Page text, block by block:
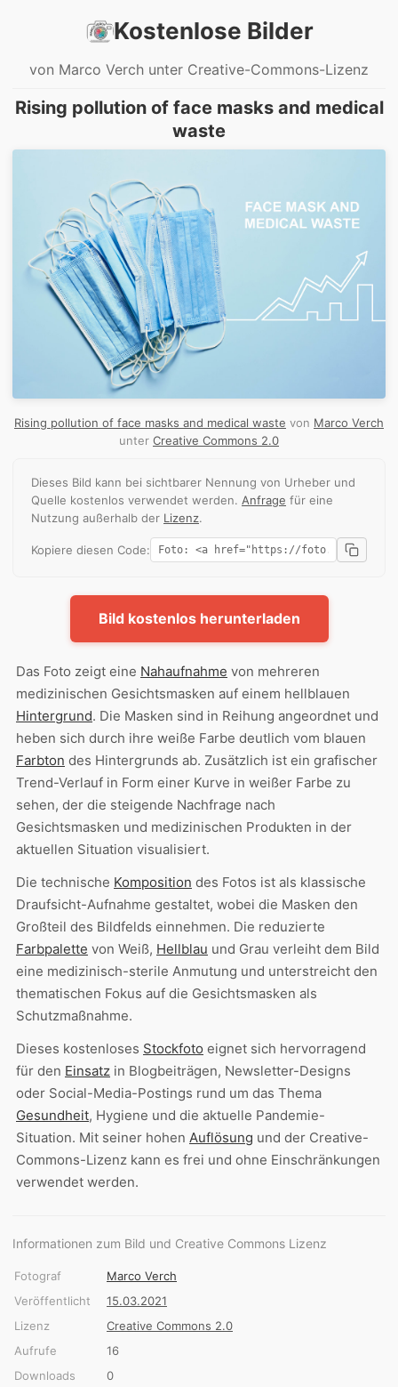
Kostenlose Bilder
von Marco Verch unter Creative-Commons-Lizenz
Rising pollution of face masks and medical
waste
Rising pollution of face masks and medical waste von Marco Verch
unter Creative Commons 2.0
Dieses Bild kann bei sichtbarer Nennung von Urheber und
Quelle kostenlos verwendet werden. Anfrage für eine
Nutzung außerhalb der Lizenz.
Kopiere diesen Code:
Bild kostenlos herunterladen
Das Foto zeigt eine Nahaufnahme von mehreren
medizinischen Gesichtsmasken auf einem hellblauen
Hintergrund. Die Masken sind in Reihung angeordnet und
heben sich durch ihre weiße Farbe deutlich vom blauen
Farbton des Hintergrunds ab. Zusätzlich ist ein grafischer
Trend-Verlauf in Form einer Kurve in weißer Farbe zu
sehen, der die steigende Nachfrage nach
Gesichtsmasken und medizinischen Produkten in der
aktuellen Situation visualisiert.
Die technische Komposition des Fotos ist als klassische
Draufsicht-Aufnahme gestaltet, wobei die Masken den
Großteil des Bildfelds einnehmen. Die reduzierte
Farbpalette von Weiß, Hellblau und Grau verleiht dem Bild
eine medizinisch-sterile Anmutung und unterstreicht den
thematischen Fokus auf die Gesichtsmasken als
Schutzmaßnahme.
Dieses kostenloses Stockfoto eignet sich hervorragend
für den Einsatz in Blogbeiträgen, Newsletter-Designs
oder Social-Media-Postings rund um das Thema
Gesundheit, Hygiene und die aktuelle Pandemie-
Situation. Mit seiner hohen Auflösung und der Creative-
Commons-Lizenz kann es frei und ohne Einschränkungen
verwendet werden.
Informationen zum Bild und Creative Commons Lizenz
Fotograf
Marco Verch
Veröffentlicht
15.03.2021
Lizenz
Creative Commons 2.0
Aufrufe
16
Downloads
0